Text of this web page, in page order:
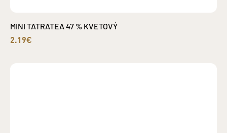
MINI TATRATEA 47 % KVETOVÝ
2.19€